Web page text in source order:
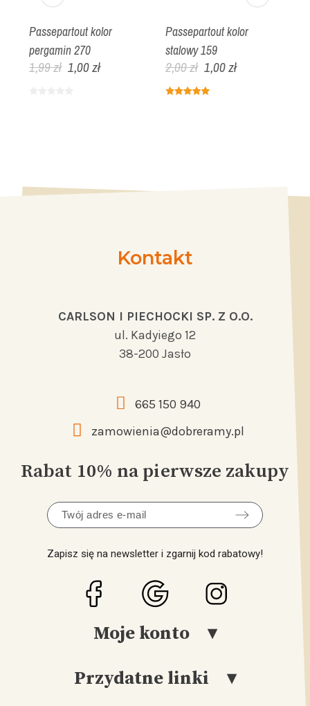
Passepartout kolor
pergamin 270
1,99 zł 1,00 zł
Passepartout kolor
stalowy 159
2,00 zł 1,00 zł
Moje konto
Logowanie
Przydatne linki
Kontakt
CARLSON I PIECHOCKI SP. Z O.O.
ul. Kadyiego 12
38-200 Jasło
665 150 940
zamowienia@dobreramy.pl
Rabat 10% na pierwsze zakupy
Zapisz się na newsletter i zgarnij kod rabatowy!